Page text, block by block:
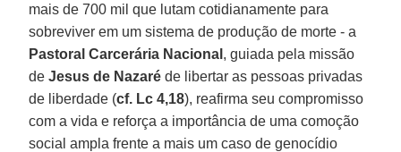
mais de 700 mil que lutam cotidianamente para
sobreviver em um sistema de produção de morte - a
Pastoral Carcerária Nacional , guiada pela missão
deJesus de Nazaré de libertar as pessoas privadas
de liberdade (cf. Lc 4,18), reafirma seu compromisso
com a vida e reforça a importância de uma comoção
social ampla frente a mais um caso de genocídio